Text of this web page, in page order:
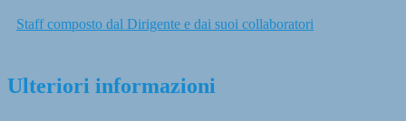
Staff composto dal Dirigente e dai suoi collaboratori
Ulteriori informazioni